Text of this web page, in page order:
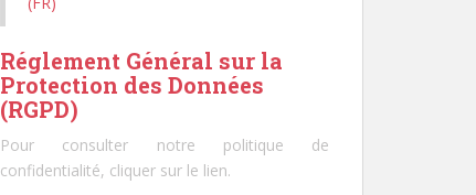
Réglement Général sur la
Protection des Données
(RGPD)
Pour consulter notre politique de
confidentialité, cliquer sur le lien.